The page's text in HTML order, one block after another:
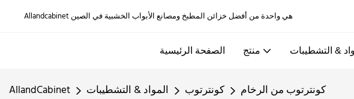
الصفحة الرئيسية منتج & التشطيبات
AllandCabinet المواد & التشطيبات كونترتوب
كونترتوب من الرخام